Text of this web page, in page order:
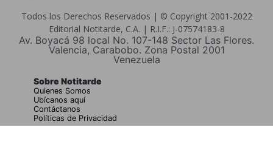
Todos los Derechos Reservados | © Copyright 2001-2022
Editorial Notitarde, C.A. | R.I.F.: J-07574183-8
Av. Boyacá 98 local No. 107-148 Sector Las Flores.
Valencia, Carabobo. Zona Postal 2001
Venezuela
Sobre Notitarde
Quienes Somos
Ubícanos aquí
Contáctanos
Políticas de Privacidad